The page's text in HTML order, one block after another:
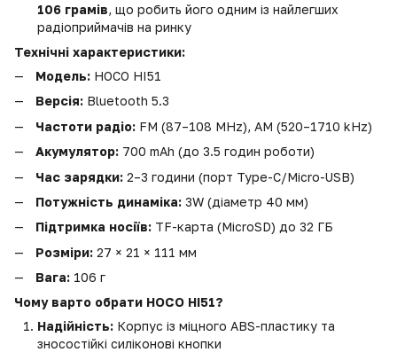
106 грамів, що робить його одним із найлегших
радіоприймачів на ринку
Технічні характеристики:
Модель: HOCO HI51
Версія: Bluetooth 5.3
Частоти радіо: FM (87–108 MHz), AM (520–1710 kHz)
Акумулятор: 700 mAh (до 3.5 годин роботи)
Час зарядки: 2–3 години (порт Type-C/Micro-USB)
Потужність динаміка: 3W (діаметр 40 мм)
Підтримка носіїв: TF-карта (MicroSD) до 32 ГБ
Розміри: 27 × 21 × 111 мм
Вага: 106 г
Чому варто обрати HOCO HI51?
Надійність: Корпус із міцного ABS-пластику та
зносостійкі силіконові кнопки